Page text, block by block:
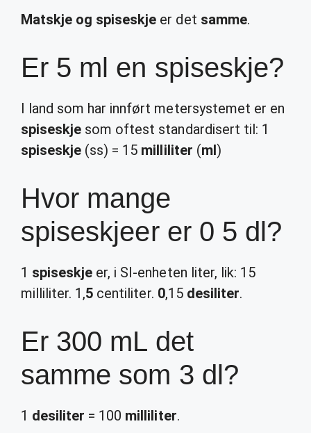
Matskje og spiseskje er det samme.
Er 5 ml en spiseskje?
I land som har innført metersystemet er en
spiseskje som oftest standardisert til: 1
spiseskje (ss) = 15 milliliter (ml)
Hvor mange
spiseskjeer er 0 5 dl?
1 spiseskje er, i SI-enheten liter, lik: 15
milliliter. 1,5 centiliter. 0,15 desiliter.
Er 300 mL det
samme som 3 dl?
1 desiliter = 100 milliliter.